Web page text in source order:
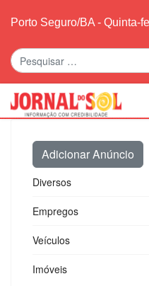
Porto Seguro/BA - Quinta-
Pesquisar
Adicionar Anúncio
Diversos
Empregos
Veículos
Imóveis